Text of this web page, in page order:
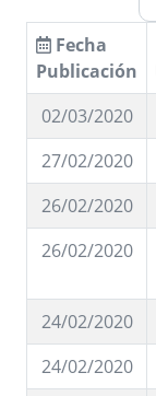
Fecha
Publicación
02/03/2020
27/02/2020
26/02/2020
26/02/2020
24/02/2020
24/02/2020